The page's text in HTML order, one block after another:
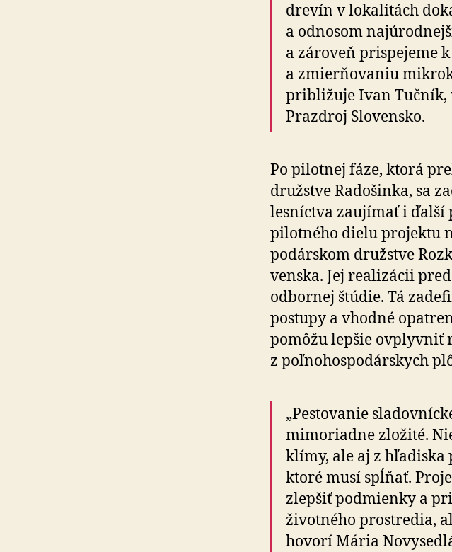
drevín v lokalitách
a odnosom
a zároveň prispejeme
a zmierňovaniu
približuje Ivan Tučník,
Prazdroj Slovensko.
Po pilotnej fáze, ktorá
družstve Radošinka, sa
lesníctva zaujímať i ďalší
pilotného dielu projektu
po­dárskom družstve
venska. Jej realizácii
odbornej štúdie. Tá
postupy a vhodné
pomôžu lepšie ovplyvniť
z poľno­hos­po­dárskych
„Pestovanie
mimo­riadne zložité.
klímy, ale aj z
ktoré musí spĺňať.
zlepšiť podmienky a
životného prostredia,
hovorí Mária